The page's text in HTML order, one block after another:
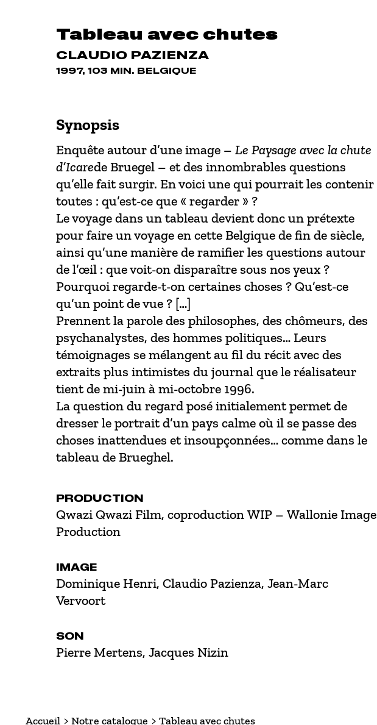
Tableau avec chutes
CLAUDIO PAZIENZA
1997, 103 MIN. BELGIQUE
Synopsis
Enquête autour d’une image – Le Paysage avec la chute
d’Icarede Bruegel – et des innombrables questions
qu’elle fait surgir. En voici une qui pourrait les contenir
toutes : qu’est-ce que « regarder » ?
Le voyage dans un tableau devient donc un prétexte
pour faire un voyage en cette Belgique de fin de siècle,
ainsi qu’une manière de ramifier les questions autour
de l’œil : que voit-on disparaître sous nos yeux ?
Pourquoi regarde-t-on certaines choses ? Qu’est-ce
qu’un point de vue ? […]
Prennent la parole des philosophes, des chômeurs, des
psychanalystes, des hommes politiques… Leurs
témoignages se mélangent au fil du récit avec des
extraits plus intimistes du journal que le réalisateur
tient de mi-juin à mi-octobre 1996.
La question du regard posé initialement permet de
dresser le portrait d’un pays calme où il se passe des
choses inattendues et insoupçonnées… comme dans le
tableau de Brueghel.
PRODUCTION
Qwazi Qwazi Film, coproduction WIP – Wallonie Image
Production
IMAGE
Dominique Henri, Claudio Pazienza, Jean-Marc
Vervoort
SON
Pierre Mertens, Jacques Nizin
Accueil Notre catalogue Tableau avec chutes